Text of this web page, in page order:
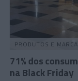
PRODUTOS E
71% dos
na Black Friday